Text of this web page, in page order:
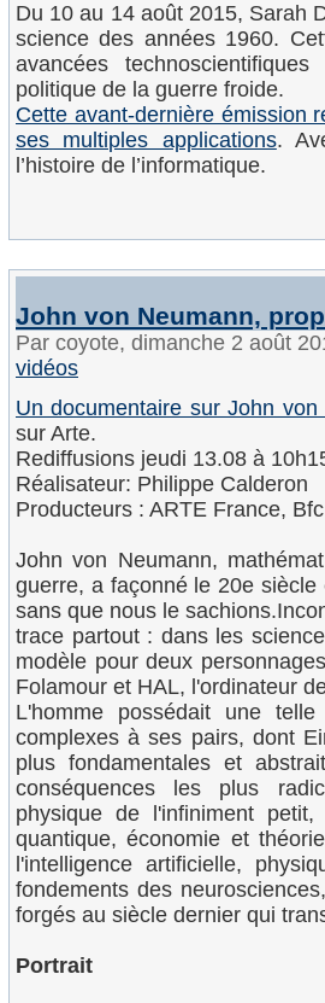
Du 10 au 14 août 2015, Sarah
science des années 1960.
avancées
politique de la guerre froide.
Cette avant-dernière émission
ses multiples applications.
l’histoire de l’informatique.
John von Neumann,
Par coyote, dimanche 2 août
vidéos
Un documentaire sur John von
sur Arte.
Rediffusions jeudi 13.08 à
Réalisateur: Philippe Calderon
Producteurs : ARTE France,
John von Neumann,
guerre, a façonné le 20e
sans que nous le
trace partout : dans les
modèle pour deux
Folamour et HAL, l'ordinateur
L'homme possédait une
complexes à ses pairs, dont
plus fondamentales et
conséquences les plus
physique de l'infiniment
quantique, économie et
l'intelligence artificielle,
fondements des
forgés au siècle dernier qui
Portrait